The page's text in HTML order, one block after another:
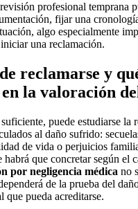
profesional temprana
fijar una
algo especialmente
una reclamación.
reclamarse y
la valoración
puede estudiarse la
al daño sufrido:
de vida o perjuicios
habrá que concretar según el
por negligencia médica no
de la prueba del
que pueda acreditarse.